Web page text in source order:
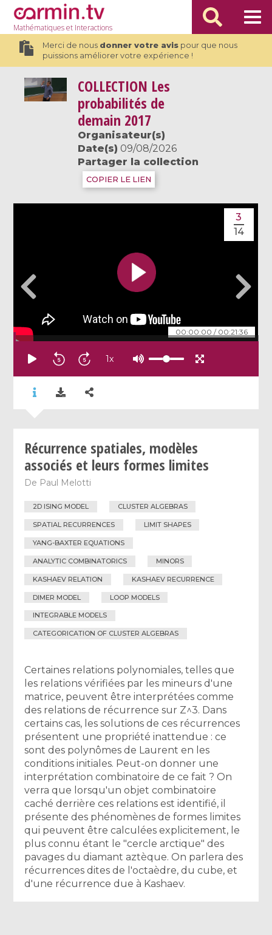
Mathématiqueset Interactions
Merci de nous donner votre avispour que nous
puissions améliorer votre expérience !
COLLECTION Les
probabilités de
demain 2017
Organisateur(s)
Date(s) 09/08/2026
Partager la collection
COPIER LE LIEN
00:00:00 / 00:21:36
3
14
1x
Récurrence spatiales, modèles
associés et leurs formes limites
De Paul Melotti
2D ISING MODEL CLUSTER ALGEBRAS
SPATIAL RECURRENCES LIMIT SHAPES
YANG-BAXTER EQUATIONS
ANALYTIC COMBINATORICS MINORS
KASHAEV RELATION KASHAEV RECURRENCE
DIMER MODEL LOOP MODELS
INTEGRABLE MODELS
CATEGORICATION OF CLUSTER ALGEBRAS
Certaines relations polynomiales, telles que
les relations vérifiées par les mineurs d'une
matrice, peuvent être interprétées comme
des relations de récurrence sur Z^3. Dans
certains cas, les solutions de ces récurrences
présentent une propriété inattendue : ce
sont des polynômes de Laurent en les
conditions initiales. Peut-on donner une
interprétation combinatoire de ce fait ? On
verra que lorsqu'un objet combinatoire
caché derrière ces relations est identifié, il
présente des phénomènes de formes limites
qui peuvent être calculées explicitement, le
plus connu étant le "cercle arctique" des
pavages du diamant aztèque. On parlera des
récurrences dites de l'octaèdre, du cube, et
d'une récurrence due à Kashaev.